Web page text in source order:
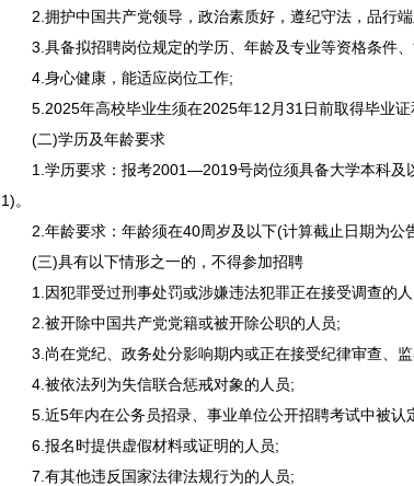
2.拥护中国共产党领导，政治素质好，遵纪守法，品行端
3.具备拟招聘岗位规定的学历、年龄及专业等资格条件
4.身心健康，能适应岗位工作;
5.2025年高校毕业生须在2025年12月31日前取得毕业证
(二)学历及年龄要求
1.学历要求：报考2001—2019号岗位须具备大学本科及
1)。
2.年龄要求：年龄须在40周岁及以下(计算截止日期为公
(三)具有以下情形之一的，不得参加招聘
1.因犯罪受过刑事处罚或涉嫌违法犯罪正在接受调查的人
2.被开除中国共产党党籍或被开除公职的人员;
3.尚在党纪、政务处分影响期内或正在接受纪律审查、监
4.被依法列为失信联合惩戒对象的人员;
5.近5年内在公务员招录、 事业单位公开招聘考试中被认
6.报名时提供虚假材料或证明的人员;
7.有其他违反国家法律法规行为的人员;